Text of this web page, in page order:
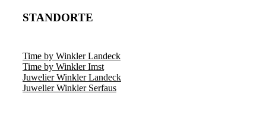
STANDORTE
Time by Winkler Landeck
Time by Winkler Imst
Juwelier Winkler Landeck
Juwelier Winkler Serfaus